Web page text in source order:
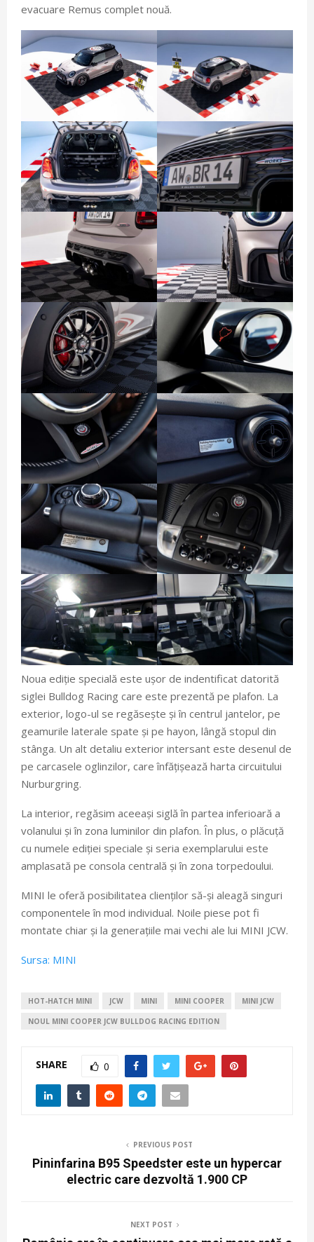
evacuare Remus complet nouă.
Noua ediție specială este ușor de indentificat datorită
siglei Bulldog Racing care este prezentă pe plafon. La
exterior, logo-ul se regăsește și în centrul jantelor, pe
geamurile laterale spate și pe hayon, lângă stopul din
stânga. Un alt detaliu exterior intersant este desenul de
pe carcasele oglinzilor, care înfățișează harta circuitului
Nurburgring.
La interior, regăsim aceeași siglă în partea inferioară a
volanului și în zona luminilor din plafon. În plus, o plăcuță
cu numele ediției speciale și seria exemplarului este
amplasată pe consola centrală și în zona torpedoului.
MINI le oferă posibilitatea clienților să-și aleagă singuri
componentele în mod individual. Noile piese pot fi
montate chiar și la generațiile mai vechi ale lui MINI JCW.
Sursa: MINI
HOT-HATCH MINI JCW MINI MINI COOPER MINI JCW
NOUL MINI COOPER JCW BULLDOG RACING EDITION
SHARE 0
PREVIOUS POST
Pininfarina B95 Speedster este un hypercar
electric care dezvoltă 1.900 CP
NEXT POST